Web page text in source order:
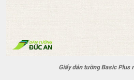
Giấy dán tường Basic Plus